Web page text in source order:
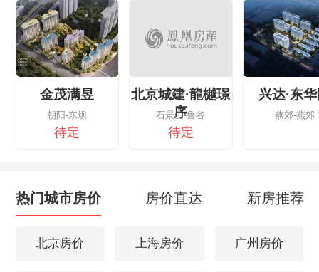
金茂满昱
朝阳-东坝
待定
北京城建·龍樾璟
序
石景山-鲁谷
待定
兴达·东
燕郊-燕郊
热门城市房价 房价直达 新房推荐
北京房价 上海房价 广州房价